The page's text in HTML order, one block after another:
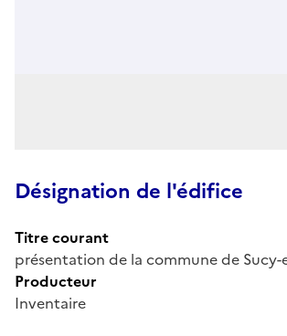
Désignation de l'édifice
Titre courant
présentation de la commune de Sucy-
Producteur
Inventaire